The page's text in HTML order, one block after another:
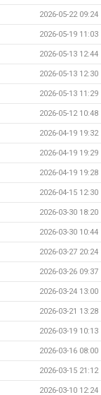
2026-05-22 09:24
2026-05-19 11:03
2026-05-13 12:44
2026-05-13 12:30
2026-05-13 11:29
2026-05-12 10:48
2026-04-19 19:32
2026-04-19 19:29
2026-04-19 19:28
2026-04-15 12:30
2026-03-30 18:20
2026-03-30 10:44
2026-03-27 20:24
2026-03-26 09:37
2026-03-24 13:00
2026-03-21 13:28
2026-03-19 10:13
2026-03-16 08:00
2026-03-15 21:12
2026-03-10 12:24